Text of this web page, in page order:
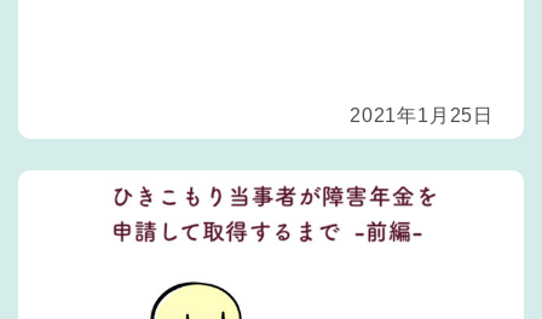
2021年1月25日